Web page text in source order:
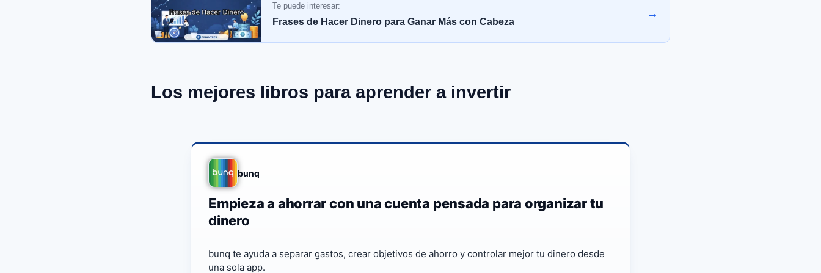
Te puede interesar:
Frases de Hacer Dinero para Ganar Más con Cabeza
→
Los mejores libros para aprender a invertir
bunq
Empieza a ahorrar con una cuenta pensada para organizar tu
dinero
bunq te ayuda a separar gastos, crear objetivos de ahorro y controlar mejor tu dinero desde
una sola app.